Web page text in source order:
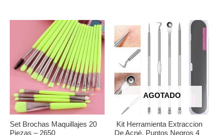
$
1.300,00.
$
1.100,00.
800,00.
$
650,00.
Set Brochas Maquillajes 20
Piezas – 2650
AGOTADO
Kit Herramienta Extraccion
De Acné, Puntos Negros 4